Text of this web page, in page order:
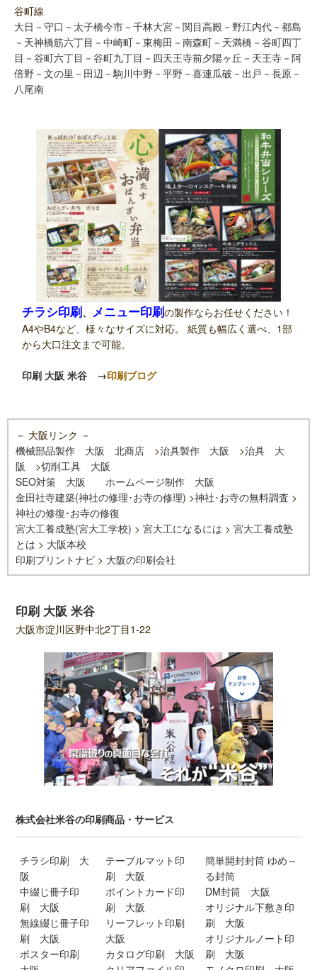
谷町線
大日 － 守口 － 太子橋今市 － 千林大宮 － 関目高殿 － 野江内代 － 都島
－ 天神橋筋六丁目 － 中崎町 － 東梅田 － 南森町 － 天満橋 － 谷町四丁
目 － 谷町六丁目 － 谷町九丁目 － 四天王寺前夕陽ヶ丘 － 天王寺 － 阿
倍野 － 文の里 － 田辺 － 駒川中野 － 平野 － 喜連瓜破 － 出戸 － 長原 －
八尾南
チラシ印刷、 メニュー印刷の製作ならお任せください！
A4やB4など、様々なサイズに対応。 紙質も幅広く選べ、1部
から大口注文まで可能。
印刷 大阪 米谷 →印刷ブログ
－ 大阪リンク －
機械部品製作 大阪 北商店 >治具製作 大阪 >治具 大
阪 >切削工具 大阪
SEO対策 大阪
ホームページ制作 大阪
金田社寺建築(神社の修理･お寺の修理) >神社･お寺の無料調査 >
神社の修復･お寺の修復
宮大工養成塾(宮大工学校) > 宮大工になるには > 宮大工養成塾
とは > 大阪本校
印刷プリントナビ > 大阪の印刷会社
印刷 大阪 米谷
大阪市淀川区野中北2丁目1-22
株式会社米谷の印刷商品・サービス
チラシ印刷 大
阪
中綴じ冊子印
刷 大阪
無線綴じ冊子印
刷 大阪
ポスター印刷
テーブルマット印
刷 大阪
ポイントカード印
刷 大阪
リーフレット印刷
大阪
カタログ印刷 大阪
簡単開封封筒 ゆめ～
る封筒
DM封筒 大阪
オリジナル下敷き印
刷 大阪
オリジナルノート印
刷 大阪